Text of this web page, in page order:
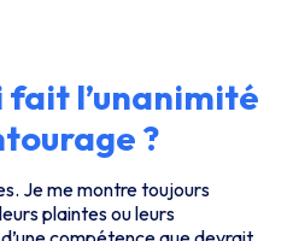
fait l’unanimité
?
Je me montre toujours
plaintes ou leurs